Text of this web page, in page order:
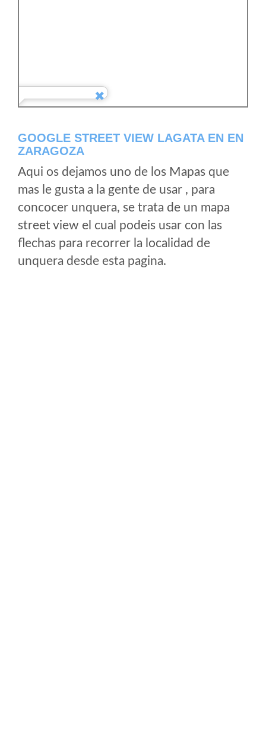
GOOGLE STREET VIEW LAGATA EN EN
ZARAGOZA
Aqui os dejamos uno de los Mapas que
mas le gusta a la gente de usar , para
concocer unquera, se trata de un mapa
street view el cual podeis usar con las
flechas para recorrer la localidad de
unquera desde esta pagina.